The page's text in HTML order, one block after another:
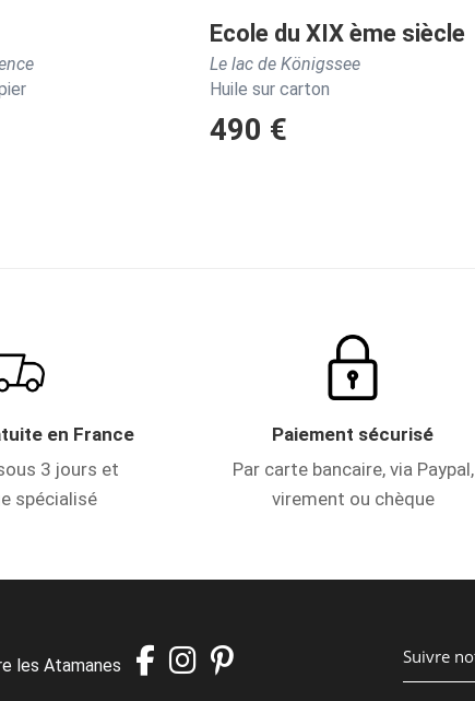
Ecole du XIX ème siècle
Le lac de Königssee
Huile sur carton
490 €
en France
3 jours et
spécialisé
Paiement sécurisé
Par carte bancaire, via Paypal,
virement ou chèque
les Atamanes